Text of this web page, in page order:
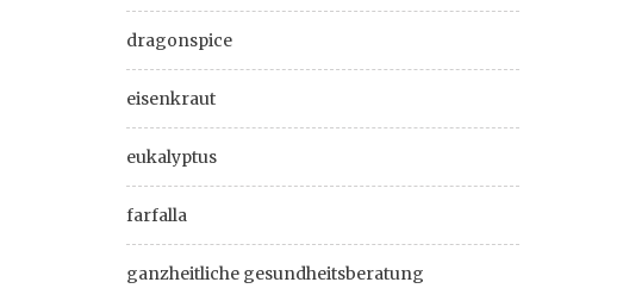
dragonspice
eisenkraut
eukalyptus
farfalla
ganzheitliche gesundheitsberatung